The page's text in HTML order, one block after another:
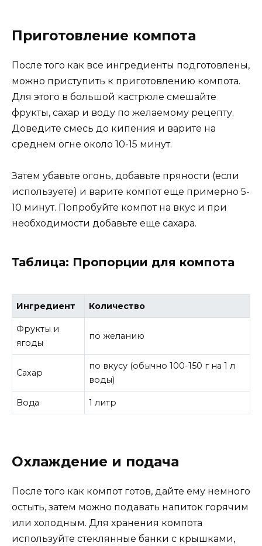
Приготовление компота
После того как все ингредиенты подготовлены,
можно приступить к приготовлению компота.
Для этого в большой кастрюле смешайте
фрукты, сахар и воду по желаемому рецепту.
Доведите смесь до кипения и варите на
среднем огне около 10-15 минут.
Затем убавьте огонь, добавьте пряности (если
используете) и варите компот еще примерно 5-
10 минут. Попробуйте компот на вкус и при
необходимости добавьте еще сахара.
Таблица: Пропорции для компота
Ингредиент Количество
Фрукты и
ягоды
по желанию
Сахар
по вкусу (обычно 100-150 г на 1 л
воды)
Вода 1 литр
Охлаждение и подача
После того как компот готов, дайте ему немного
остыть, затем можно подавать напиток горячим
или холодным. Для хранения компота
используйте стеклянные банки с крышками,